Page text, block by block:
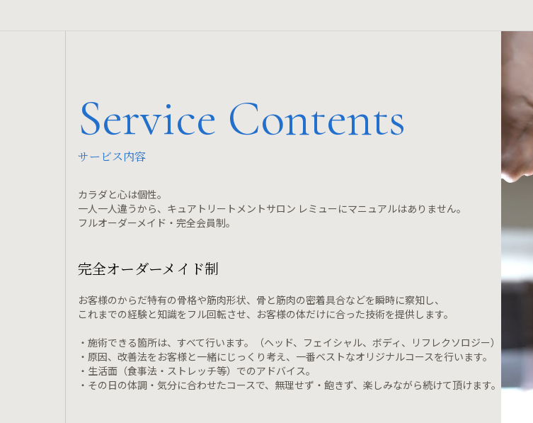
Service Contents
サービス内容
カラダと心は個性。
一人一人違うから、キュアトリートメントサロン レミューにマニュアルはありません。
フルオーダーメイド・完全会員制。
完全オーダーメイド制
お客様のからだ特有の骨格や筋肉形状、骨と筋肉の密着具合などを瞬時に察知し、
これまでの経験と知識をフル回転させ、お客様の体だけに合った技術を提供します。
・施術できる箇所は、すべて行います。（ヘッド、フェイシャル、ボディ、リフレクソロジー）
・原因、改善法をお客様と一緒にじっくり考え、一番ベストなオリジナルコースを行います。
・生活面（食事法・ストレッチ等）でのアドバイス。
・その日の体調・気分に合わせたコースで、無理せず・飽きず、楽しみながら続けて頂けます。